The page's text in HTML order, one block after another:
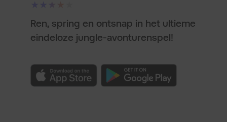
Ren, spring en ontsnap in het ultieme
eindeloze jungle-avonturenspel!